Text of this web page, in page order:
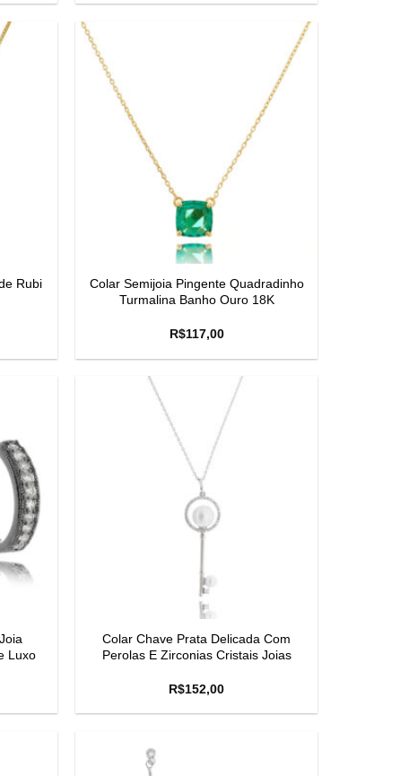
Rubi
Colar Semijoia Pingente Quadradinho
Turmalina Banho Ouro 18K
R$117,00
Luxo
Colar Chave Prata Delicada Com
Perolas E Zirconias Cristais Joias
R$152,00